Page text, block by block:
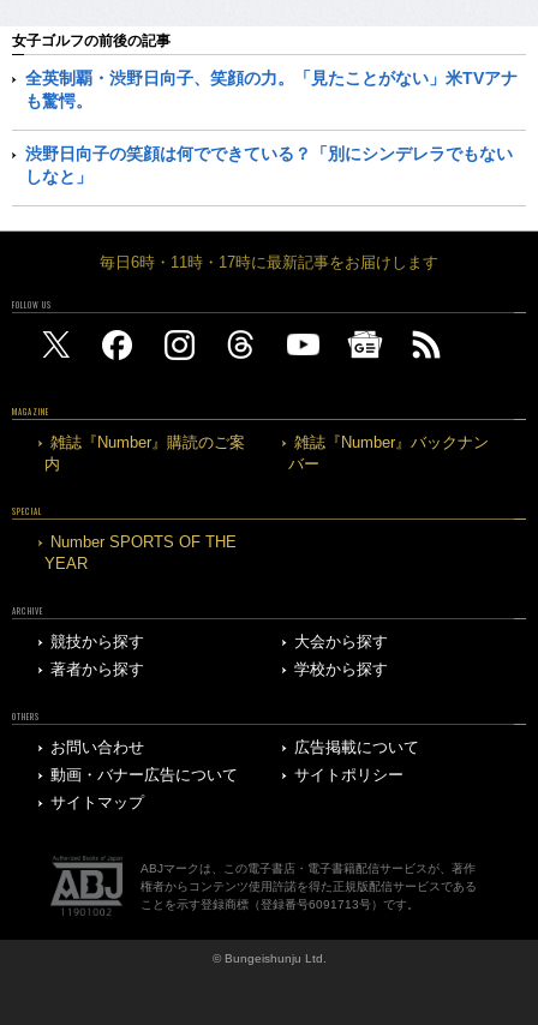
女子ゴルフの前後の記事
全英制覇・渋野日向子、笑顔の力。「見たことがない」米TVアナ
も驚愕。
渋野日向子の笑顔は何でできている？「別にシンデレラでもない
しなと」
毎日6時・11時・17時に最新記事をお届けします
FOLLOW US
MAGAZINE
雑誌『Number』購読のご案
内
雑誌『Number』バックナン
バー
SPECIAL
Number SPORTS OF THE
YEAR
ARCHIVE
競技から探す
大会から探す
著者から探す
学校から探す
OTHERS
お問い合わせ
広告掲載について
動画・バナー広告について
サイトポリシー
サイトマップ
ABJマークは、この電子書店・電子書籍配信サービスが、著作
権者からコンテンツ使用許諾を得た正規版配信サービスである
ことを示す登録商標（登録番号6091713号）です。
© Bungeishunju Ltd.